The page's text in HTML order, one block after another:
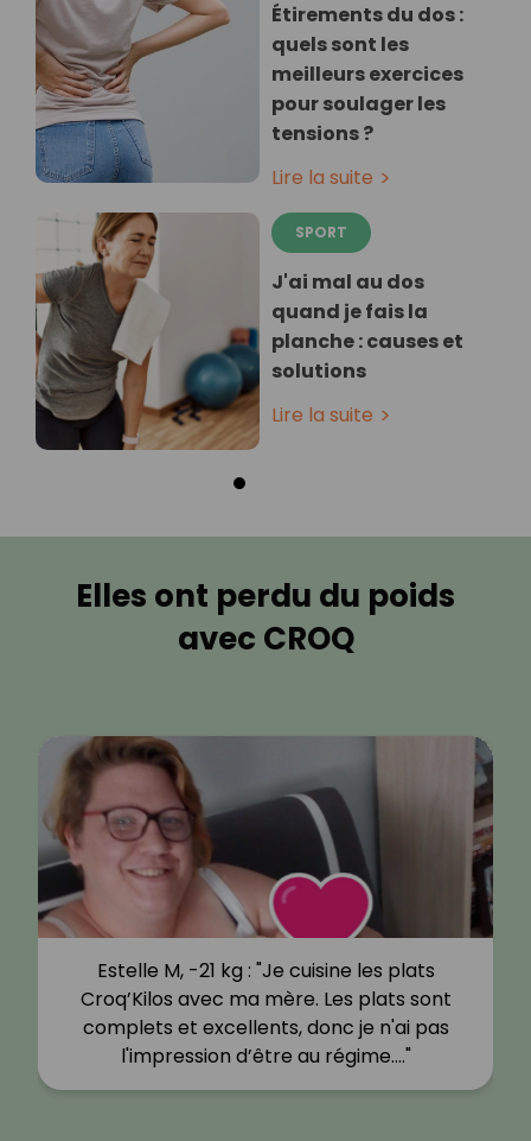
Étirements du dos :
quels sont les
meilleurs exercices
pour soulager les
tensions ?
Lire la suite
SPORT
J'ai mal au dos
quand je fais la
planche : causes et
solutions
Lire la suite
Elles ont perdu du poids
avec CROQ
Estelle M, -21 kg : "Je cuisine les plats
Croq’Kilos avec ma mère. Les plats sont
complets et excellents, donc je n'ai pas
l'impression d’être au régime.…"